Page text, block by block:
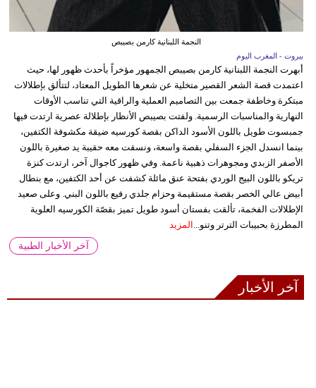
النجمة اللبنانية كارمن بصيبص
بيروت - المغرب اليوم
أبهرت النجمة اللبنانية كارمن بصيبص الجمهور مؤخراً بأحدث ظهور لها، حيث
اعتمدت قصة الشعر القصير متخلية عن شعرها الطويل المعتاد، لتتألق بإطلالات
مبتكرة وخاطفة جمعت بين التصاميم العملية والراقية التي تناسب الأوقات
النهارية والمناسبات الرسمية. ولفتت بصيبص الأنظار بإطلالة عصرية ارتدت فيها
جمبسوت طويل باللون الأسود الداكن بقصة كورسيه ضيقة مكشوفة الكتفين،
بينما انسدل الجزء السفلي بقصة واسعة، ونسقت معه حقيبة يد صغيرة باللون
الأصفر الزبدي ومجوهرات ذهبية ناعمة. وفي ظهور كاجوال آخر، ارتدت كنزة
تريكو باللون البيج الوردي بفتحة عنق مائلة كشفت عن أحد الكتفين، مع بنطال
أبيض عالي الخصر بقصة مستقيمة وحزام جلدي رفيع باللون البني. وعلى صعيد
الإطلالات الفخمة، تألقت بفستان أسود طويل تميز بقصّة الكورسيه العلوية
المطرزة بحبيبات الترتر وتنو...
المزيد
آخر الأخبار الطبية
آخر الأخبار